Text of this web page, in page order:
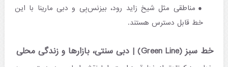
مناطقی مثل شیخ زاید رود، بیزنس‌بِی و دبی مارینا با این
خط قابل دسترس هستند.
خط سبز (Green Line) | دبی سنتی، بازارها و زندگی محلی